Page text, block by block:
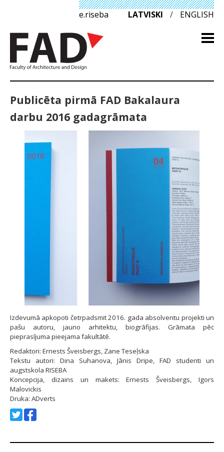
e.riseba LATVISKI / ENGLISH
Publicēta pirmā FAD Bakalaura
darbu 2016 gadagrāmata
Izdevumā apkopoti četrpadsmit 2016. gada absolventu projekti un
pašu autoru, jauno arhitektu, biogrāfijas. Grāmata pēc
pieprasījuma pieejama fakultātē.
Redaktori: Ernests Šveisbergs, Zane Teseļska
Tekstu autori: Dina Suhanova, Jānis Dripe, FAD studenti un
augstskola RISEBA
Koncepcija, dizains un makets: Ernests Šveisbergs, Igors
Malovickis
Druka: ADverts